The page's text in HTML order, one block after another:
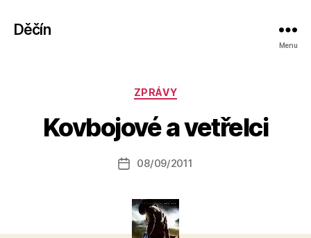
Děčín
Menu
Rubriky
ZPRÁVY
Kovbojové a vetřelci
Autor
příspěvku
o
a
Datum
08/09/2011